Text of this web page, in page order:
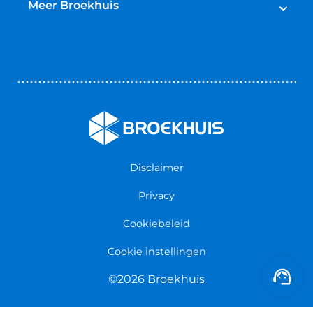
Schadeherstel
Meer Broekhuis
Nieuws & Blogs
Algemene voorwaarden
Disclaimer
Privacy
Cookiebeleid
Cookie instellingen
©2026 Broekhuis